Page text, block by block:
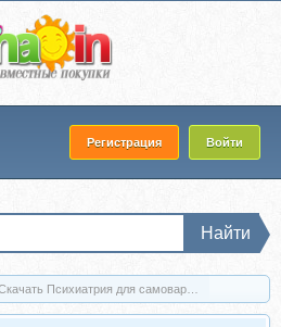
Регистрация Войти
Найти
Психиатрия для самоваров и чайников